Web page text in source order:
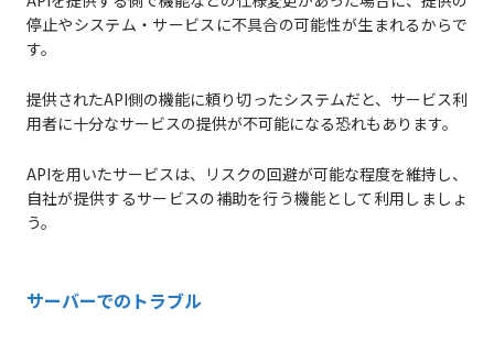
停止やシステム・サービスに不具合の可能性が生まれるからで
す。
提供されたAPI側の機能に頼り切ったシステムだと、サービス利
用者に十分なサービスの提供が不可能になる恐れもあります。
APIを用いたサービスは、リスクの回避が可能な程度を維持し、
自社が提供するサービスの補助を行う機能として利用しましょ
う。
サーバーでのトラブル